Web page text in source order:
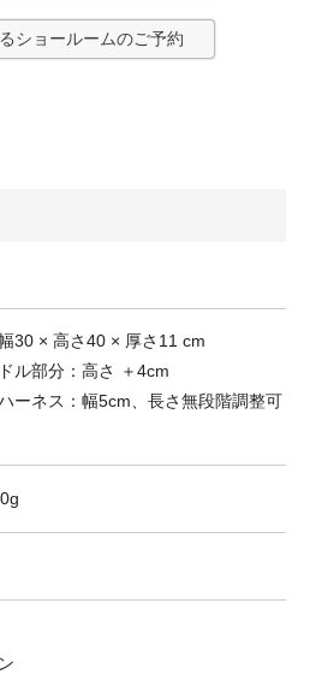
ショールームのご予約
30 × 高さ40 × 厚さ11 cm
ル部分：高さ ＋4cm
ーネス：幅5cm、長さ無段階調整可